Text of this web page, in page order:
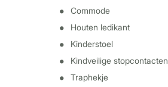
Commode
Houten ledikant
Kinderstoel
Kindveilige stopcontacten
Traphekje